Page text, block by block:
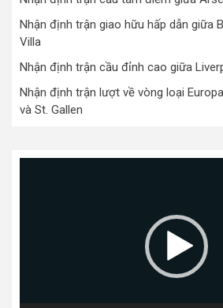
Nhận định trận giao hữu hấp dẫn giữa
Villa
Nhận định trận cầu đỉnh cao giữa
Nhận định trận lượt về vòng loại
và St. Gallen